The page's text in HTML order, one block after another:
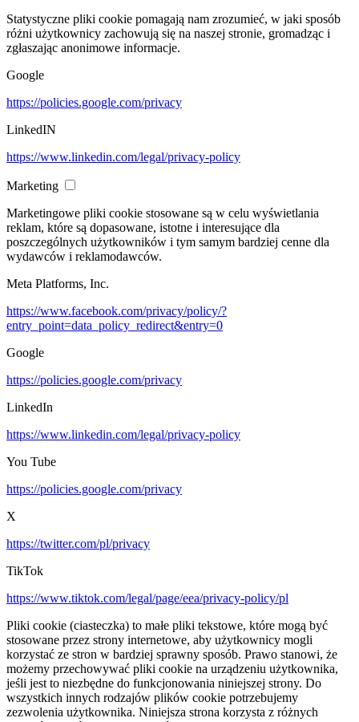
Statystyczne pliki cookie pomagają nam zrozumieć, w jaki sposób
różni użytkownicy zachowują się na naszej stronie, gromadząc i
zgłaszając anonimowe informacje.
Google
https://policies.google.com/privacy
LinkedIN
https://www.linkedin.com/legal/privacy-policy
Marketing
Marketingowe pliki cookie stosowane są w celu wyświetlania
reklam, które są dopasowane, istotne i interesujące dla
poszczególnych użytkowników i tym samym bardziej cenne dla
wydawców i reklamodawców.
Meta Platforms, Inc.
https://www.facebook.com/privacy/policy/?
entry_point=data_policy_redirect&entry=0
Google
https://policies.google.com/privacy
LinkedIn
https://www.linkedin.com/legal/privacy-policy
You Tube
https://policies.google.com/privacy
X
https://twitter.com/pl/privacy
TikTok
https://www.tiktok.com/legal/page/eea/privacy-policy/pl
Pliki cookie (ciasteczka) to małe pliki tekstowe, które mogą być
stosowane przez strony internetowe, aby użytkownicy mogli
korzystać ze stron w bardziej sprawny sposób. Prawo stanowi, że
możemy przechowywać pliki cookie na urządzeniu użytkownika,
jeśli jest to niezbędne do funkcjonowania niniejszej strony. Do
wszystkich innych rodzajów plików cookie potrzebujemy
zezwolenia użytkownika. Niniejsza strona korzysta z różnych